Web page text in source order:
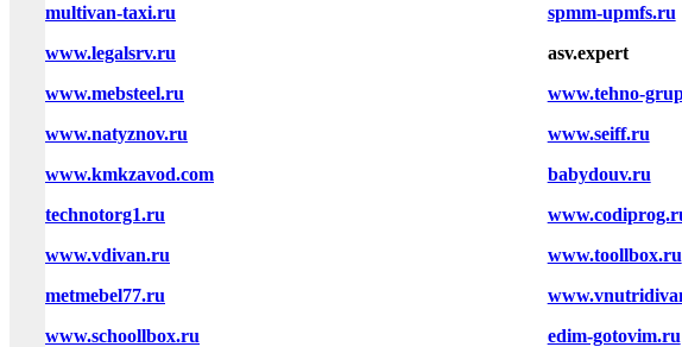
multivan-taxi.ru
www.legalsrv.ru
www.mebsteel.ru
www.natyznov.ru
www.kmkzavod.com
technotorg1.ru
www.vdivan.ru
metmebel77.ru
www.schoollbox.ru
spmm-upmfs.ru
asv.expert
www.tehno-
www.seiff.ru
babydouv.ru
www.toollbox.ru
edim-gotovim.ru